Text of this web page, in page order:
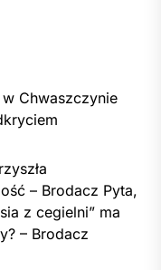
Chwaszczynie
– Brodacz Pyta,
z cegielni” ma
– Brodacz